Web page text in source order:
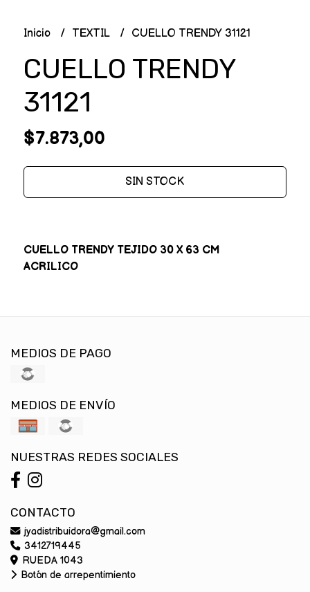
Inicio TEXTIL CUELLO TRENDY 31121
CUELLO TRENDY
31121
$7.873,00
SIN STOCK
CUELLO TRENDY TEJIDO 30 X 63 CM
ACRILICO
MEDIOS DE PAGO
MEDIOS DE ENVÍO
NUESTRAS REDES SOCIALES
CONTACTO
jyadistribuidora@gmail.com
3412719445
RUEDA 1043
Botón de arrepentimiento